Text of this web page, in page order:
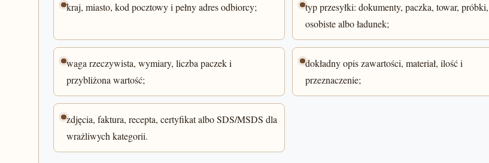
kraj, miasto, kod pocztowy i pełny adres odbiorcy;
typ przesyłki: dokumenty, paczka, towar,
osobiste albo ładunek;
waga rzeczywista, wymiary, liczba paczek i
przybliżona wartość;
dokładny opis zawartości, materiał, ilość i
przeznaczenie;
zdjęcia, faktura, recepta, certyfikat albo SDS/MSDS dla
wrażliwych kategorii.